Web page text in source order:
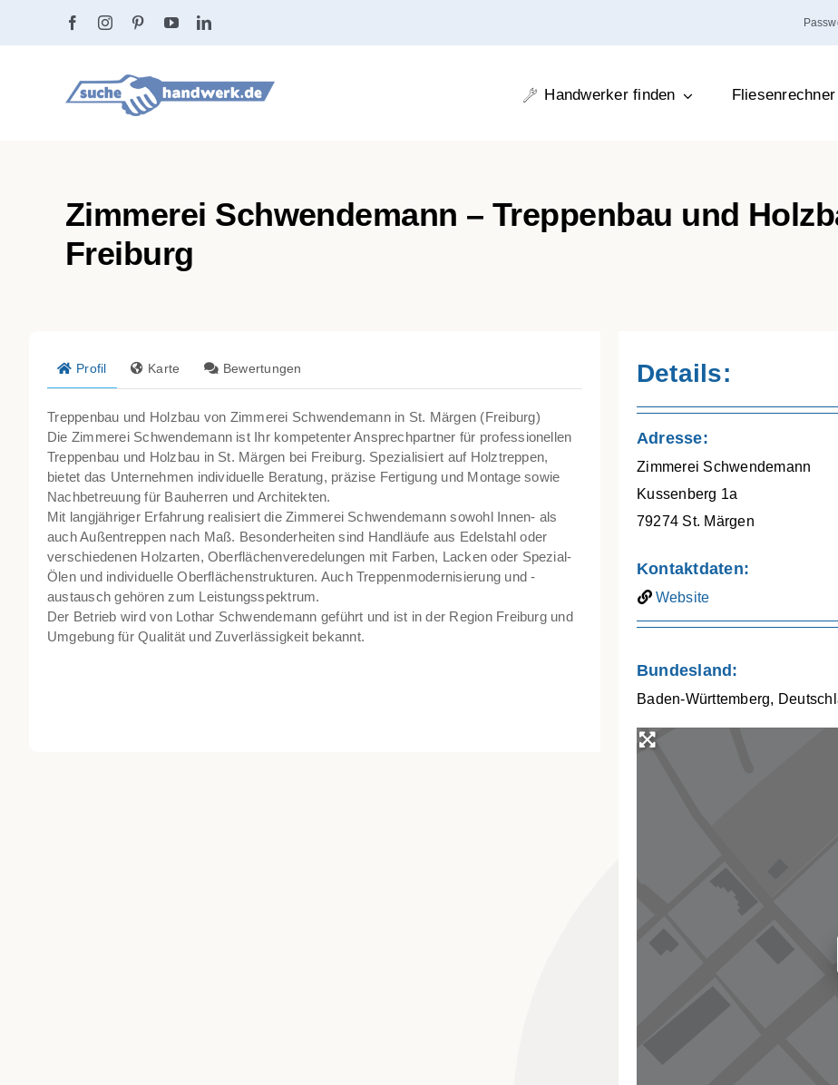
Handwerker finden Fliesenrechner
Zimmerei Schwendemann – Treppenbau und
Freiburg
Profil Karte Bewertungen
Treppenbau und Holzbau von Zimmerei Schwendemann in St. Märgen (Freiburg)
Die Zimmerei Schwendemann ist Ihr kompetenter Ansprechpartner für professionellen
Treppenbau und Holzbau in St. Märgen bei Freiburg. Spezialisiert auf Holztreppen,
bietet das Unternehmen individuelle Beratung, präzise Fertigung und Montage sowie
Nachbetreuung für Bauherren und Architekten.
Mit langjähriger Erfahrung realisiert die Zimmerei Schwendemann sowohl Innen- als
auch Außentreppen nach Maß. Besonderheiten sind Handläufe aus Edelstahl oder
verschiedenen Holzarten, Oberflächenveredelungen mit Farben, Lacken oder Spezial-
Ölen und individuelle Oberflächenstrukturen. Auch Treppenmodernisierung und -
austausch gehören zum Leistungsspektrum.
Der Betrieb wird von Lothar Schwendemann geführt und ist in der Region Freiburg und
Umgebung für Qualität und Zuverlässigkeit bekannt.
Details:
Adresse:
Zimmerei Schwendemann
Kussenberg 1a
79274 St. Märgen
Kontaktdaten:
Website
Bundesland:
Baden-Württemberg,